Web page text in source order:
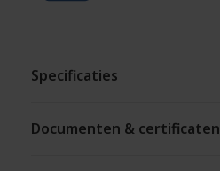
Specificaties
Documenten & certificaten